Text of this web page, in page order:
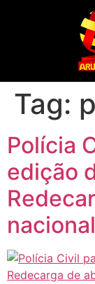
Tag:
Polícia
edição
nacional